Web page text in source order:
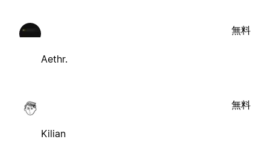
Aethr.
無料
Kilian
無料